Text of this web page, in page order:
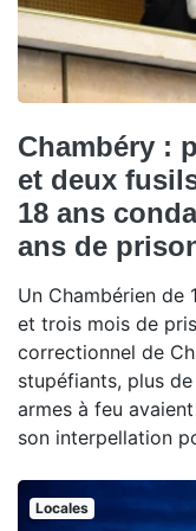
Chambéry :
et deux
18 ans
ans de
Un Chambérien de
et trois mois de
correctionnel de
stupéfiants, plus
armes à feu
son interpellation
Locales